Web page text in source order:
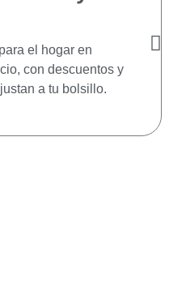
el hogar en
con descuentos y
a tu bolsillo.